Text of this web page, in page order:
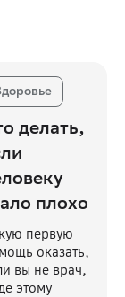
делать,
плохо
первую
оказать,
вы не врач,
этому